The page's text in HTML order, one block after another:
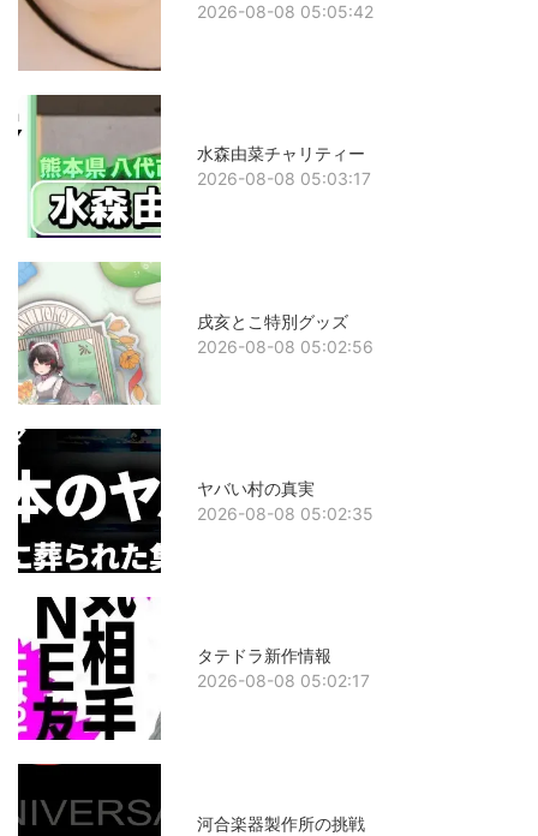
2026-08-08 05:05:42
水森由菜チャリティー
2026-08-08 05:03:17
戌亥とこ特別グッズ
2026-08-08 05:02:56
ヤバい村の真実
2026-08-08 05:02:35
タテドラ新作情報
2026-08-08 05:02:17
河合楽器製作所の挑戦